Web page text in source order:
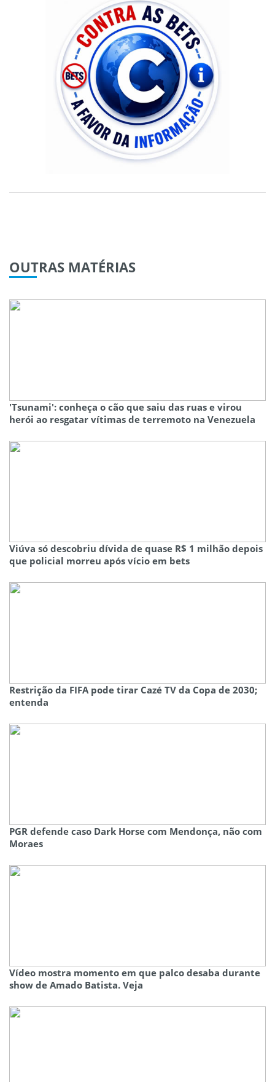
OUTRAS MATÉRIAS
'Tsunami': conheça o cão que saiu das ruas e virou
herói ao resgatar vítimas de terremoto na Venezuela
Viúva só descobriu dívida de quase R$ 1 milhão depois
que policial morreu após vício em bets
Restrição da FIFA pode tirar Cazé TV da Copa de 2030;
entenda
PGR defende caso Dark Horse com Mendonça, não com
Moraes
Vídeo mostra momento em que palco desaba durante
show de Amado Batista. Veja